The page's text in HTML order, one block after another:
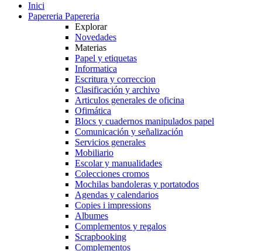
Inici
Papereria Papereria
Explorar
Novedades
Materias
Papel y etiquetas
Informatica
Escritura y correccion
Clasificación y archivo
Articulos generales de oficina
Ofimática
Blocs y cuadernos manipulados papel
Comunicación y señalización
Servicios generales
Mobiliario
Escolar y manualidades
Colecciones cromos
Mochilas bandoleras y portatodos
Agendas y calendarios
Copies i impressions
Albumes
Complementos y regalos
Scrapbooking
Complementos